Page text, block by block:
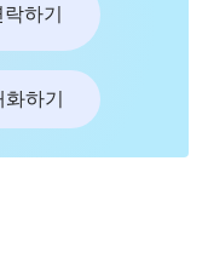
않는다. 네가 비록
간 사역하였지만
서도 나의 나라에
용납할 수 없는
도 타파할 수 없
하기
하기